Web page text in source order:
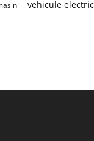
vehicule